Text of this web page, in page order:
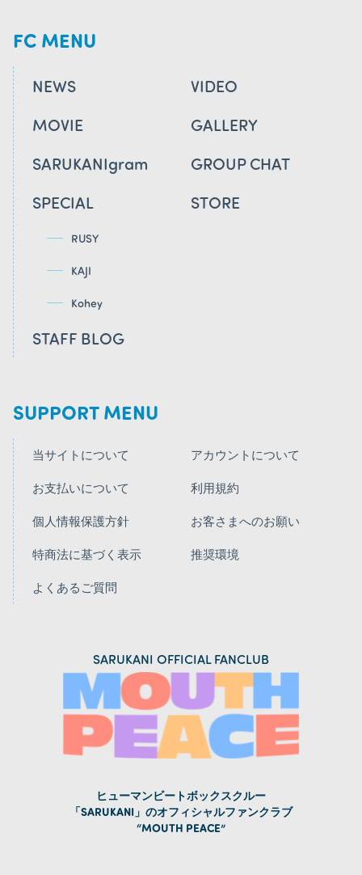
FC MENU
NEWS
VIDEO
MOVIE
GALLERY
SARUKANIgram
GROUP CHAT
SPECIAL
RUSY
KAJI
Kohey
STORE
STAFF BLOG
SUPPORT MENU
当サイトについて アカウントについて
お支払いについて 利用規約
個人情報保護方針 お客さまへのお願い
特商法に基づく表示 推奨環境
よくあるご質問
SARUKANI OFFICIAL FANCLUB
ヒューマンビートボックスクルー
「SARUKANI」のオフィシャルファンクラブ
“MOUTH PEACE”